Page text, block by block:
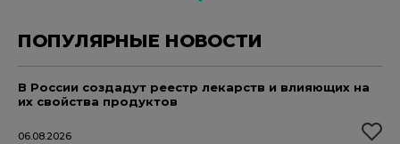
ПОПУЛЯРНЫЕ НОВОСТИ
В России создадут реестр лекарств и влияющих на
их свойства продуктов
06.08.2026